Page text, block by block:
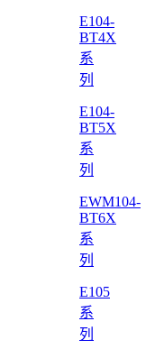
E104-
BT4X
系
列
E104-
BT5X
系
列
EWM104-
BT6X
系
列
E105
系
列